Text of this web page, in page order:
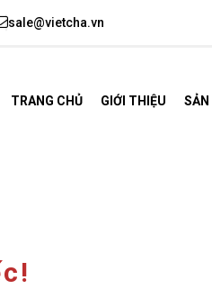
sale@vietcha.vn
TRANG CHỦ GIỚI THIỆU